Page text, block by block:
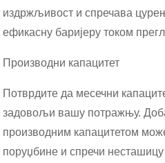
издржљивост и спречава
ефикасну баријеру током
Производни капацитет
Потврдите да месечни
задовољи вашу потражњу.
производним капацитетом
поруџбине и спречи